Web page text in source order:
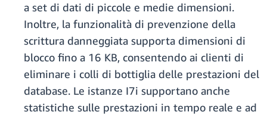
a set di dati di piccole e medie dimensioni.
Inoltre, la funzionalità di prevenzione della
scrittura danneggiata supporta dimensioni di
blocco fino a 16 KB, consentendo ai clienti di
eliminare i colli di bottiglia delle prestazioni del
database. Le istanze I7i supportano anche
statistiche sulle prestazioni in tempo reale e ad